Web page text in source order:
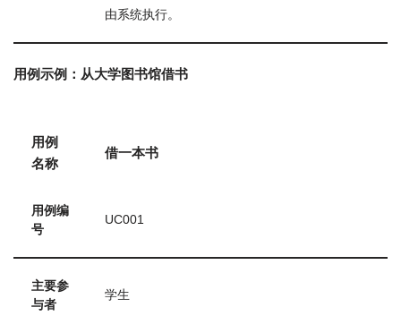
由系统执行。
用例示例：从大学图书馆借书
用例
名称
借一本书
用例编
号
UC001
主要参
与者
学生